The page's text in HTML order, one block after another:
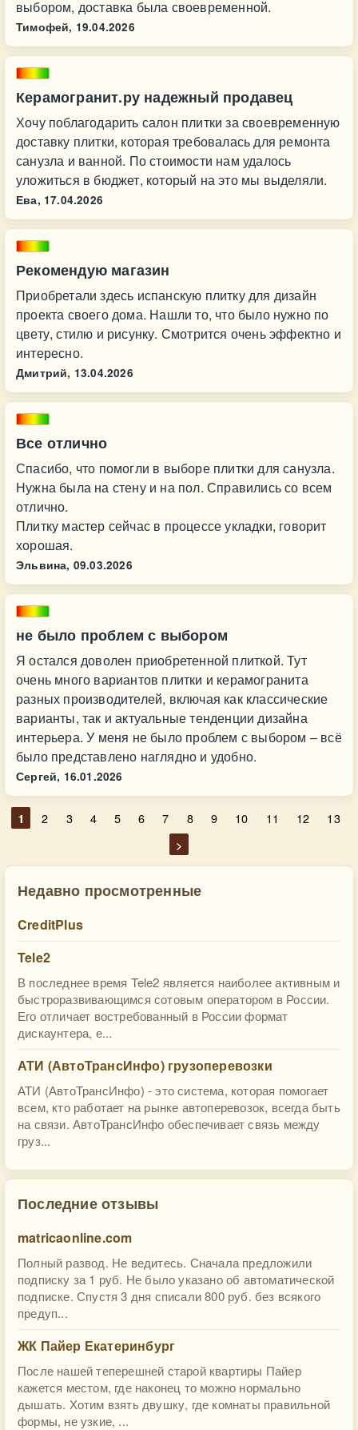
выбором, доставка была своевременной.
Тимофей, 19.04.2026
Керамогранит.ру надежный продавец
Хочу поблагодарить салон плитки за своевременную
доставку плитки, которая требовалась для ремонта
санузла и ванной. По стоимости нам удалось
уложиться в бюджет, который на это мы выделяли.
Ева, 17.04.2026
Рекомендую магазин
Приобретали здесь испанскую плитку для дизайн
проекта своего дома. Нашли то, что было нужно по
цвету, стилю и рисунку. Смотрится очень эффектно и
интересно.
Дмитрий, 13.04.2026
Все отлично
Спасибо, что помогли в выборе плитки для санузла.
Нужна была на стену и на пол. Справились со всем
отлично.
Плитку мастер сейчас в процессе укладки, говорит
хорошая.
Эльвина, 09.03.2026
не было проблем с выбором
Я остался доволен приобретенной плиткой. Тут
очень много вариантов плитки и керамогранита
разных производителей, включая как классические
варианты, так и актуальные тенденции дизайна
интерьера. У меня не было проблем с выбором – всё
было представлено наглядно и удобно.
Сергей, 16.01.2026
1 2 3 4 5 6 7 8 9 10 11 12
13
>
Недавно просмотренные
CreditPlus
Tele2
В последнее время Tele2 является наиболее активным и
быстроразвивающимся сотовым оператором в России.
Его отличает востребованный в России формат
дискаунтера, е...
АТИ (АвтоТрансИнфо) грузоперевозки
АТИ (АвтоТрансИнфо) - это система, которая помогает
всем, кто работает на рынке автоперевозок, всегда быть
на связи. АвтоТрансИнфо обеспечивает связь между
груз...
Последние отзывы
matricaonline.com
Полный развод. Не ведитесь. Сначала предложили
подписку за 1 руб. Не было указано об автоматической
подписке. Спустя 3 дня списали 800 руб. без всякого
предуп...
ЖК Пайер Екатеринбург
После нашей теперешней старой квартиры Пайер
кажется местом, где наконец то можно нормально
дышать. Хотим взять двушку, где комнаты правильной
формы, не узкие, ...